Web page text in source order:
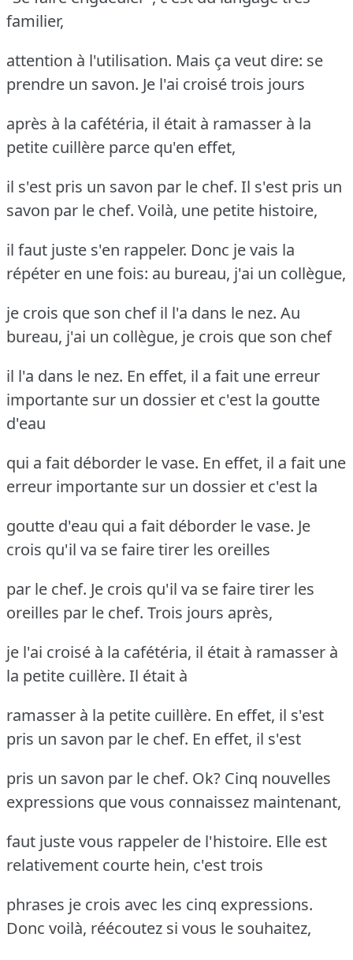
familier,
attention à l'utilisation. Mais ça veut dire: se
prendre un savon. Je l'ai croisé trois jours
après à la cafétéria, il était à ramasser à la
petite cuillère parce qu'en effet,
il s'est pris un savon par le chef. Il s'est pris un
savon par le chef. Voilà, une petite histoire,
il faut juste s'en rappeler. Donc je vais la
répéter en une fois: au bureau, j'ai un collègue,
je crois que son chef il l'a dans le nez. Au
bureau, j'ai un collègue, je crois que son chef
il l'a dans le nez. En effet, il a fait une erreur
importante sur un dossier et c'est la goutte
d'eau
qui a fait déborder le vase. En effet, il a fait une
erreur importante sur un dossier et c'est la
goutte d'eau qui a fait déborder le vase. Je
crois qu'il va se faire tirer les oreilles
par le chef. Je crois qu'il va se faire tirer les
oreilles par le chef. Trois jours après,
je l'ai croisé à la cafétéria, il était à ramasser à
la petite cuillère. Il était à
ramasser à la petite cuillère. En effet, il s'est
pris un savon par le chef. En effet, il s'est
pris un savon par le chef. Ok? Cinq nouvelles
expressions que vous connaissez maintenant,
faut juste vous rappeler de l'histoire. Elle est
relativement courte hein, c'est trois
phrases je crois avec les cinq expressions.
Donc voilà, réécoutez si vous le souhaitez,